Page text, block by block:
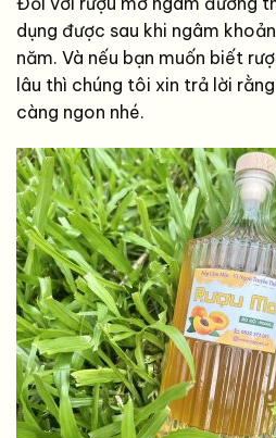
dụng được sau khi ngâm
năm. Và nếu bạn muốn biết
lâu thì chúng tôi xin trả lời
càng ngon nhé.